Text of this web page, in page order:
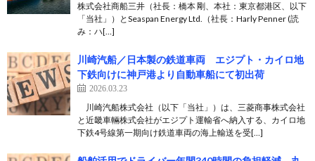
株式会社商船三井（社長：橋本 剛、本社：東京都港区、以下
「当社」）とSeaspan Energy Ltd.（社長：Harly Penner (読
み：ハ[…]
川崎汽船／日本製の鉄道車両 エジプト・カイロ地
下鉄向けに神戸港より自動車船にて初出荷
2026.03.23
川崎汽船株式会社（以下「当社」）は、三菱商事株式会社
と近畿車輛株式会社がエジプト運輸省へ納入する、カイロ地
下鉄4号線第一期向け鉄道車両の海上輸送を受[…]